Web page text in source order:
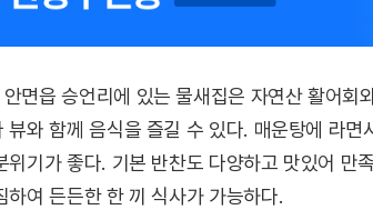
면읍 승언리에 있는 물새집은 자연산 활어
뷰와 함께 음식을 즐길 수 있다. 매운탕에 라
위기가 좋다. 기본 반찬도 다양하고 맛있어
하여 든든한 한 끼 식사가 가능하다.